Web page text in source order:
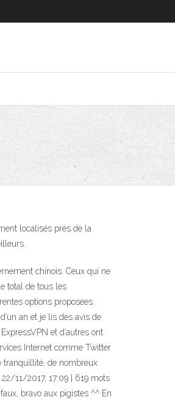
localisés près de la
chinois. Ceux qui ne
total de tous les
options proposées.
an et je lis des avis de
et d’autres ont
Internet comme Twitter
tranquillité, de nombreux
11/2017, 17:09 | 619 mots
bravo aux pigistes ^^ En